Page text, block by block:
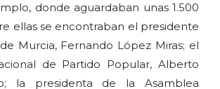
donde aguardaban unas 1.500
ellas se encontraban el presidente
Murcia, Fernando López Miras; el
de Partido Popular, Alberto
la presidenta de la Asamblea